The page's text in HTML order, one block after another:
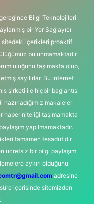
Bilgi Teknolojileri
bir Yer Sağlayıcı
sitedeki içerikleri proaktif
bulunmamaktadır.
taşımakta olup,
sayılırlar. Bu internet
şirketi ile hiçbir bağlantısı
makaleler
haber niteliği taşımamakta
yapılmamaktadır.
tamamen tesadüfidir.
ücretsiz bir bilgi paylaşım
aykırı olduğunu
adresine
içerisinde sitemizden